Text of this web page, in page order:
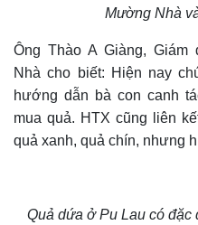
Mường Nhà
Ông Thào A Giàng,
Nhàcho biết: Hiện nay
hướng dẫn bà con canh
mua quả. HTX cũng liên
quả xanh, quả chín, nhưng
Quả dứa ở Pu Lau có đặc